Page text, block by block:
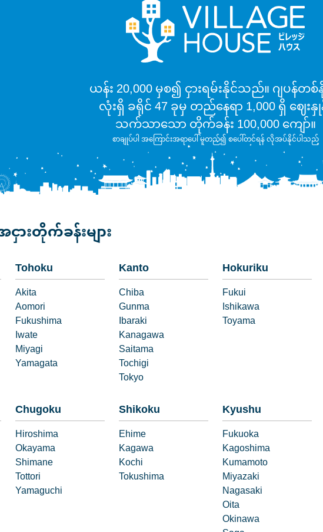
ယန်း 20,000 မှစ၍ ငှားရမ်းနိုင်သည်။ ဂျပန်တ
လုံးရှိ ခရိုင် 47 ခုမှ တည်နေရာ 1,000 ရှိ ဈေးနှု
သက်သာသော တိုက်ခန်း 100,000 ကျော်။
စာချုပ်ပါ အကြောင်းအရာပေါ် မူတည်၍ စပေါ်တင်ရန် လိုအပ်နိုင်ပါသည်
းတိုက်ခန်းများ
Tohoku
Akita
Aomori
Fukushima
Iwate
Miyagi
Yamagata
Kanto
Chiba
Gunma
Ibaraki
Kanagawa
Saitama
Tochigi
Tokyo
Hokuriku
Fukui
Ishikawa
Toyama
Chugoku
Hiroshima
Okayama
Shimane
Tottori
Yamaguchi
Shikoku
Ehime
Kagawa
Kochi
Tokushima
Kyushu
Fukuoka
Kagoshima
Kumamoto
Miyazaki
Nagasaki
Oita
Okinawa